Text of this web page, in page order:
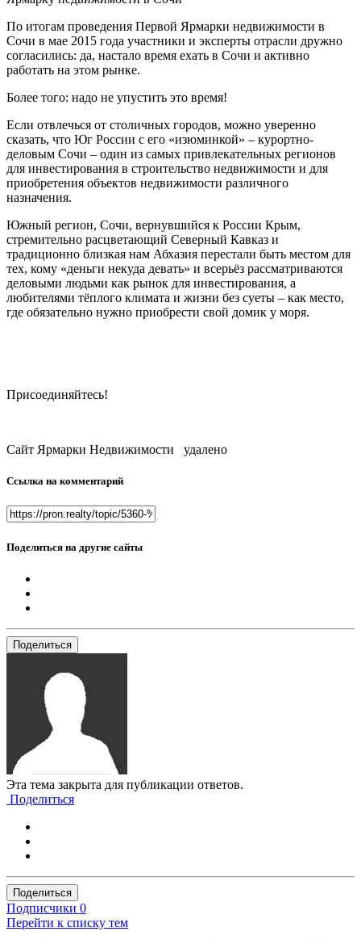
По итогам проведения Первой Ярмарки недвижимости в
Сочи в мае 2015 года участники и эксперты отрасли дружно
согласились: да, настало время ехать в Сочи и активно
работать на этом рынке.
Более того: надо не упустить это время!
Если отвлечься от столичных городов, можно уверенно
сказать, что Юг России с его «изюминкой» – курортно-
деловым Сочи – один из самых привлекательных регионов
для инвестирования в строительство недвижимости и для
приобретения объектов недвижимости различного
назначения.
Южный регион, Сочи, вернувшийся к России Крым,
стремительно расцветающий Северный Кавказ и
традиционно близкая нам Абхазия перестали быть местом для
тех, кому «деньги некуда девать» и всерьёз рассматриваются
деловыми людьми как рынок для инвестирования, а
любителями тёплого климата и жизни без суеты – как место,
где обязательно нужно приобрести свой домик у моря.
Присоединяйтесь!
Сайт Ярмарки Недвижимости удалено
Ссылка на комментарий
Поделиться на другие сайты
Поделиться
Эта тема закрыта для публикации ответов.
Поделиться
Поделиться
Подписчики 0
Перейти к списку тем